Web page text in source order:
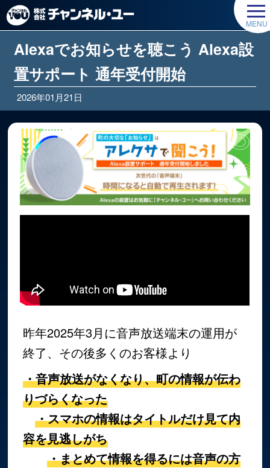
Alexaでお知らせを聴こう Alexa設
置サポート 通年受付開始
2026年01月21日
昨年2025年3月に音声放送端末の運用が
終了、その後多くのお客様より
・音声放送がなくなり、町の情報が伝わ
りづらくなった
・スマホの情報はタイトルだけ見て内
容を見逃しがち
・まとめて情報を得るには音声の方